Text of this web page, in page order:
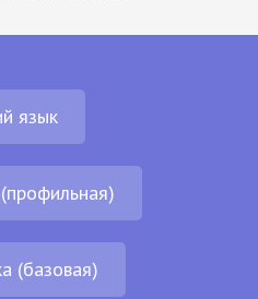
язык
(базовая)